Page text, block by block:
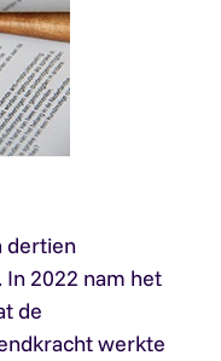
dertien
2022 nam het
de
werkte